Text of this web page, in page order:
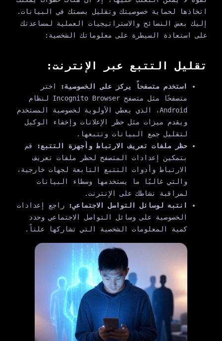
اتخاذها لحماية خصوصيتك وتقليل بصمتك في البيانات.
إليك بعض النصائح والاستراتيجيات العملية لمساعدتك
على استعادة السيطرة على معلوماتك الشخصية:
تقليل التتبع عبر الإنترنت:
استخدم متصفحاً يركز على الخصوصية:اختر
متصفحًا مثل متصفح Incognito Browser لنظام
Android، الذي يعطي الأولوية لخصوصية المستخدم
ويقدم ميزات مثل حظر الإعلانات وإخفاء الوكيل
لتقليل جمع البيانات وتتبعها.
حظر ملفات تعريف الارتباط وأجهزة التتبع:قم
بتمكين إعدادات المتصفح لحظر ملفات تعريف
الارتباط وأدوات التتبع التابعة لجهات خارجية،
والتي غالبًا ما يستخدمها وسطاء البيانات
لمراقبة نشاطك على الإنترنت.
انتبه لوسائل التواصل الاجتماعي:راجع إعدادات
الخصوصية على وسائل التواصل الاجتماعي وحدد
كمية المعلومات الشخصية التي تشاركها علناً.